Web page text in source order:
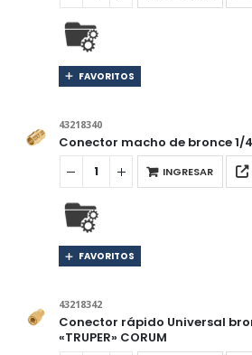
FAVORITOS
43218340
Conector macho de bronce 1/4″
INGRESAR
FAVORITOS
43218342
Conector rápido Universal
«TRUPER» CORUM